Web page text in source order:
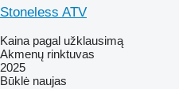
Stoneless ATV
Kaina pagal užklausimą
Akmenų rinktuvas
2025
Būklė naujas